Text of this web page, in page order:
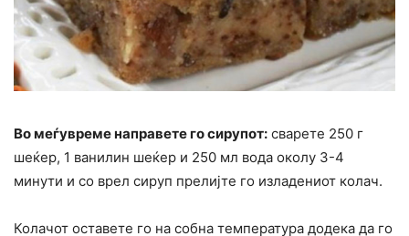
Во меѓувреме направете го сирупот: сварете 250 г
шеќер, 1 ванилин шеќер и 250 мл вода околу 3-4
минути и со врел сируп прелијте го изладениот колач.
Колачот оставете го на собна температура додека да го